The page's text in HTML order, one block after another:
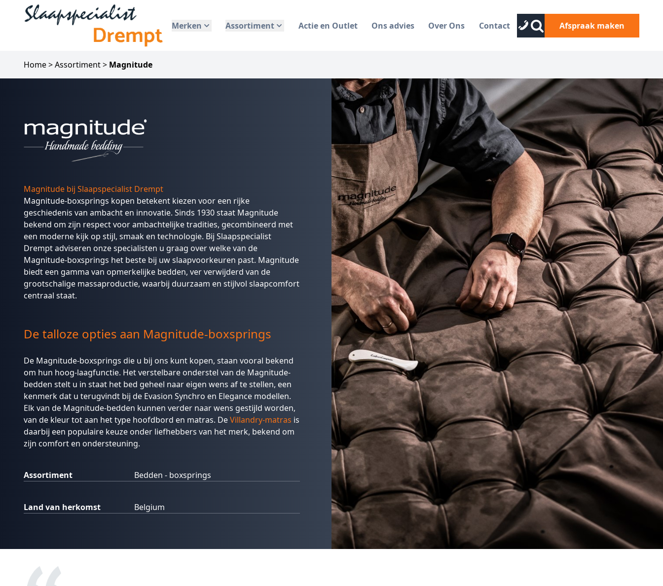
Merken Assortiment Actie en Outlet Ons advies Over Ons Contact Afspraak maken
Home>Assortiment> Magnitude
Magnitude bij Slaapspecialist Drempt
Magnitude-boxsprings kopen betekent kiezen voor een rijke
geschiedenis van ambacht en innovatie. Sinds 1930 staat Magnitude
bekend om zijn respect voor ambachtelijke tradities, gecombineerd met
een moderne kijk op stijl, smaak en technologie. Bij Slaapspecialist
Drempt adviseren onze specialisten u graag over welke van de
Magnitude-boxsprings het beste bij uw slaapvoorkeuren past. Magnitude
biedt een gamma van opmerkelijke bedden, ver verwijderd van de
grootschalige massaproductie, waarbij duurzaam en stijlvol slaapcomfort
centraal staat.
De talloze opties aan Magnitude-boxsprings
De Magnitude-boxsprings die u bij ons kunt kopen, staan vooral bekend
om hun hoog-laagfunctie. Het verstelbare onderstel van de Magnitude-
bedden stelt u in staat het bed geheel naar eigen wens af te stellen, een
kenmerk dat u terugvindt bij de Evasion Synchro en Elegance modellen.
Elk van de Magnitude-bedden kunnen verder naar wens gestijld worden,
van de kleur tot aan het type hoofdbord en matras. DeVillandry-matras is
daarbij een populaire keuze onder liefhebbers van het merk, bekend om
zijn comfort en ondersteuning.
Assortiment Bedden - boxsprings
Land van herkomst Belgium